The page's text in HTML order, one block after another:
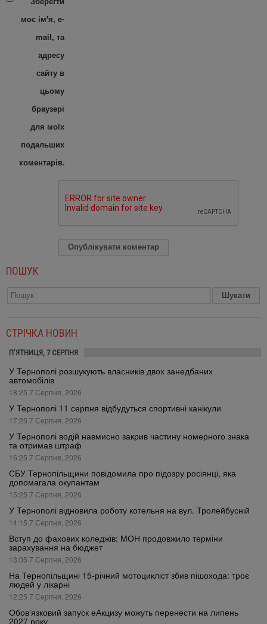
моє ім'я, e-
mail, та
адресу
сайту в
цьому
браузері
для моїх
подальших
коментарів.
ПОШУК
СТРІЧКА НОВИН
П’ЯТНИЦЯ, 7 СЕРПНЯ
У Тернополі розшукують власників двох занедбаних
автомобілів
18:25 7 Серпня, 2026
У Тернополі 11 серпня відбудуться спортивні канікули
17:25 7 Серпня, 2026
У Тернополі водій навмисно закрив частину номерного знака
та отримав штраф
16:25 7 Серпня, 2026
СБУ Тернопільщини повідомила про підозру росіянці, яка
допомагала окупантам
15:25 7 Серпня, 2026
У Тернополі відновила роботу котельня на вул. Тролейбусній
14:15 7 Серпня, 2026
Вступ до фахових коледжів: МОН продовжило терміни
зарахування на бюджет
13:05 7 Серпня, 2026
На Тернопільщині 15-річний мотоцикліст збив пішохода: троє
людей у лікарні
12:25 7 Серпня, 2026
Обов’язковий запуск еАкцизу можуть перенести на липень
2027 року